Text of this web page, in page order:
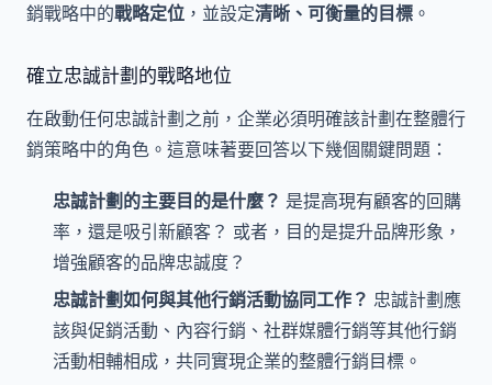
銷戰略中的戰略定位 ，並設定清晰、可衡量的目標 。
確立忠誠計劃的戰略地位
在啟動任何忠誠計劃之前，企業必須明確該計劃在整體行
銷策略中的角色。這意味著要回答以下幾個關鍵問題：
忠誠計劃的主要目的是什麼？ 是提高現有顧客的回購
率，還是吸引新顧客？ 或者，目的是提升品牌形象，
增強顧客的品牌忠誠度？
忠誠計劃如何與其他行銷活動協同工作？ 忠誠計劃應
該與促銷活動、內容行銷、社群媒體行銷等其他行銷
活動相輔相成，共同實現企業的整體行銷目標。